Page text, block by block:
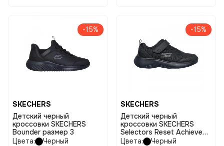
-15%
SKECHERS
Детский черный
кроссовки SKECHERS
Bounder размер 3
Цвета:
Черный
-15%
SKECHERS
Детский черный
кроссовки SKECHERS
Selectors Reset Achieved
размер 11
Цвета:
Черный